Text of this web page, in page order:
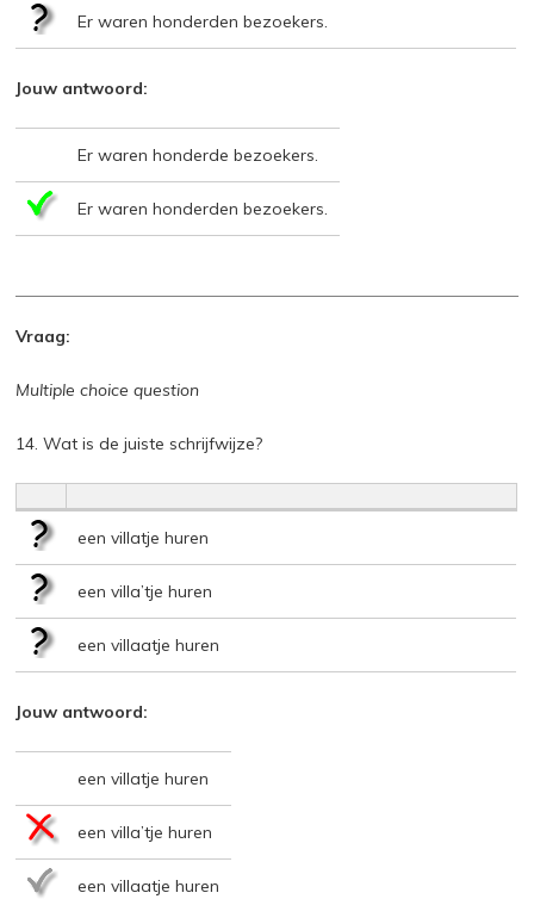
Er waren honderden bezoekers.
Jouw antwoord:
Er waren honderde bezoekers.
Er waren honderden bezoekers.
Vraag:
Multiple choice question
14. Wat is de juiste schrijfwijze?
een villatje huren
een villa’tje huren
een villaatje huren
Jouw antwoord:
een villatje huren
een villa’tje huren
een villaatje huren